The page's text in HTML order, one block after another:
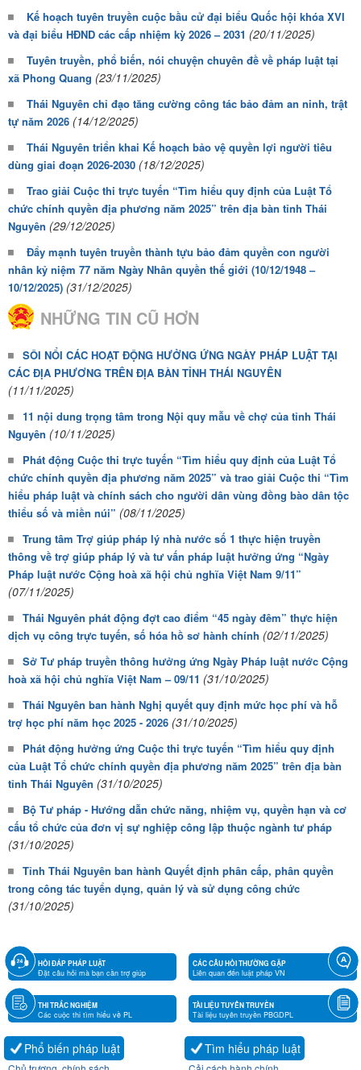
Kế hoạch tuyên truyền cuộc bầu cử đại biểu Quốc hội khóa XVI
và đại biểu HĐND các cấp nhiệm kỳ 2026 – 2031 (20/11/2025)
Tuyên truyền, phổ biến, nói chuyện chuyên đề về pháp luật tại
xã Phong Quang (23/11/2025)
Thái Nguyên chỉ đạo tăng cường công tác bảo đảm an ninh, trật
tự năm 2026 (14/12/2025)
Thái Nguyên triển khai Kế hoạch bảo vệ quyền lợi người tiêu
dùng giai đoạn 2026-2030 (18/12/2025)
Trao giải Cuộc thi trực tuyến “Tìm hiểu quy định của Luật Tổ
chức chính quyền địa phương năm 2025” trên địa bàn tỉnh Thái
Nguyên (29/12/2025)
Đẩy mạnh tuyên truyền thành tựu bảo đảm quyền con người
nhân kỷ niệm 77 năm Ngày Nhân quyền thế giới (10/12/1948 –
10/12/2025) (31/12/2025)
NHỮNG TIN CŨ HƠN
SÔI NỔI CÁC HOẠT ĐỘNG HƯỞNG ỨNG NGÀY PHÁP LUẬT TẠI
CÁC ĐỊA PHƯƠNG TRÊN ĐỊA BÀN TỈNH THÁI NGUYÊN
(11/11/2025)
11 nội dung trọng tâm trong Nội quy mẫu về chợ của tỉnh Thái
Nguyên (10/11/2025)
Phát động Cuộc thi trực tuyến “Tìm hiểu quy định của Luật Tổ
chức chính quyền địa phương năm 2025” và trao giải Cuộc thi “Tìm
hiểu pháp luật và chính sách cho người dân vùng đồng bào dân tộc
thiểu số và miền núi” (08/11/2025)
Trung tâm Trợ giúp pháp lý nhà nước số 1 thực hiện truyền
thông về trợ giúp pháp lý và tư vấn pháp luật hưởng ứng “Ngày
Pháp luật nước Cộng hoà xã hội chủ nghĩa Việt Nam 9/11”
(07/11/2025)
Thái Nguyên phát động đợt cao điểm “45 ngày đêm” thực hiện
dịch vụ công trực tuyến, số hóa hồ sơ hành chính (02/11/2025)
Sở Tư pháp truyền thông hưởng ứng Ngày Pháp luật nước Cộng
hoà xã hội chủ nghĩa Việt Nam – 09/11 (31/10/2025)
Thái Nguyên ban hành Nghị quyết quy định mức học phí và hỗ
trợ học phí năm học 2025 - 2026 (31/10/2025)
Phát động hưởng ứng Cuộc thi trực tuyến “Tìm hiểu quy định
của Luật Tổ chức chính quyền địa phương năm 2025” trên địa bàn
tỉnh Thái Nguyên (31/10/2025)
Bộ Tư pháp - Hướng dẫn chức năng, nhiệm vụ, quyền hạn và cơ
cấu tổ chức của đơn vị sự nghiệp công lập thuộc ngành tư pháp
(31/10/2025)
Tỉnh Thái Nguyên ban hành Quyết định phân cấp, phân quyền
trong công tác tuyển dụng, quản lý và sử dụng công chức
(31/10/2025)
HỎI ĐÁP PHÁP LUẬT
Đặt câu hỏi mà bạn cần trợ giúp
CÁC CÂU HỎI THƯỜNG GẶP
Liên quan đến luật pháp VN
THI TRẮC NGHIỆM
Các cuộc thi tìm hiểu về PL
TÀI LIỆU TUYÊN TRUYỀN
Tài liệu tuyên truyền PBGDPL
Phổ biến pháp luật Tìm hiểu pháp luật